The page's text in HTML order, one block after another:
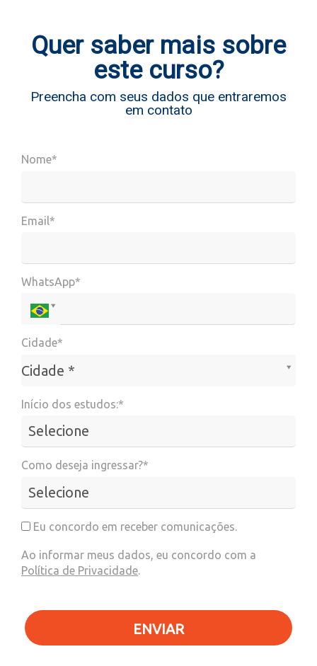
Quer saber mais sobre
este curso?
Preencha com seus dados que entraremos
em contato
Nome*
Email*
WhatsApp*
Cidade*
Cidade *
Cidade*
Início dos estudos:*
Como deseja ingressar?*
Eu concordo em receber comunicações.
Ao informar meus dados, eu concordo com a
Política de Privacidade.
ENVIAR